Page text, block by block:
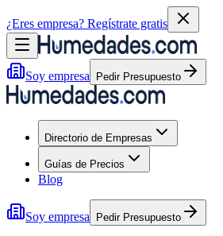
¿Eres empresa? Regístrate gratis
Soy empresa Pedir Presupuesto
Directorio de Empresas
Guías de Precios
Blog
Soy empresa Pedir Presupuesto